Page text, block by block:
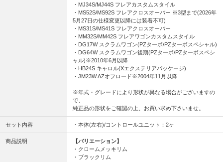
・MJ34S/MJ44S フレアカスタムスタイル
・MS52S/MS92S フレアクロスオーバー ※3型まで(2026年
5月27日の仕様変更以降には装着不可)
・MS31S/MS41S フレアクロスオーバー
・MM32S/MM42S フレアワゴンカスタムスタイル
・DG17W スクラムワゴン(PZターボ/PZターボスペシャル)
・DG64W スクラムワゴン後期(PZターボ/PZターボスペシ
ャル)※2010年6月以降
・HB24S キャロル(Xエクステリアパッケージ)
・JM23W AZオフロード※2004年11月以降
※年式・グレードにより形状が異なる場合がございますの
で、
純正品の形状をご確認の上、お買い求め下さいませ。
セット内容 ・本体(左右)/コントロールユニット：2ヶ
商品説明
【バリエーション】
・クロームメッキリム
・ブラックリム